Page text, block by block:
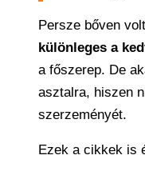
Persze bőven
különleges a
a főszerep. De
asztalra, hiszen
szerzeményét.
Ezek a cikkek is